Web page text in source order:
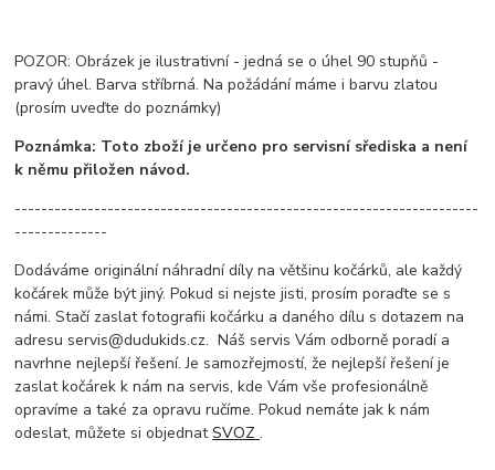
POZOR: Obrázek je ilustrativní - jedná se o úhel 90 stupňů -
pravý úhel. Barva stříbrná. Na požádání máme i barvu zlatou
(prosím uveďte do poznámky)
Poznámka: Toto zboží je určeno pro servisní sřediska a není
k němu přiložen návod.
----------------------------------------------------------------------
--------------
Dodáváme originální náhradní díly na většinu kočárků, ale každý
kočárek může být jiný. Pokud si nejste jisti, prosím poraďte se s
námi. Stačí zaslat fotografii kočárku a daného dílu s dotazem na
adresu servis@dudukids.cz. Náš servis Vám odborně poradí a
navrhne nejlepší řešení. Je samozřejmostí, že nejlepší řešení je
zaslat kočárek k nám na servis, kde Vám vše profesionálně
opravíme a také za opravu ručíme. Pokud nemáte jak k nám
odeslat, můžete si objednatSVOZ.